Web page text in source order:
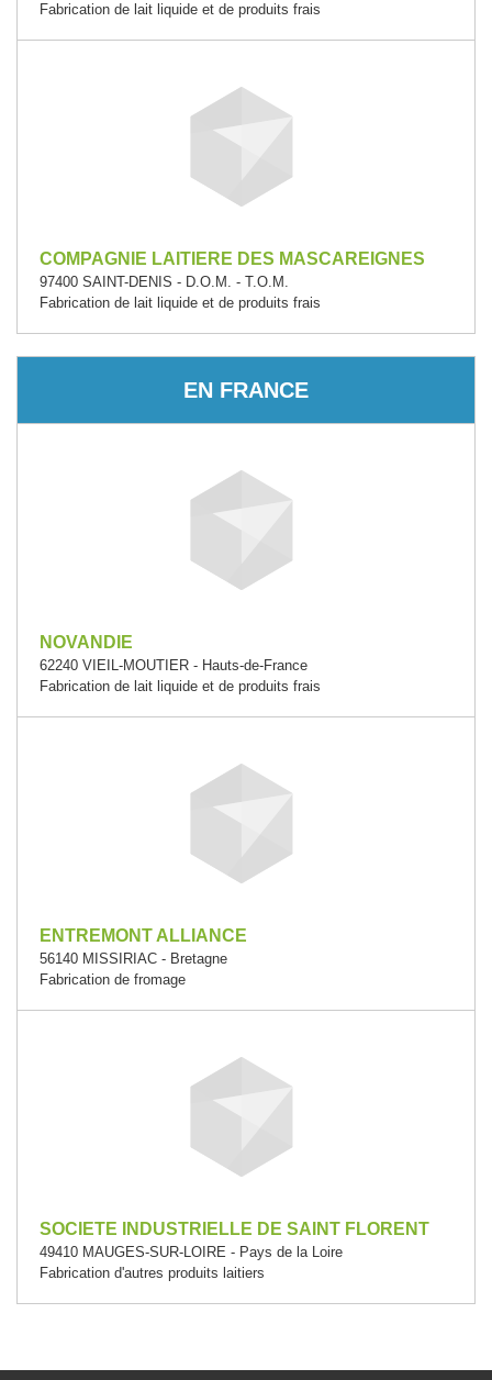
Fabrication de lait liquide et de produits frais
COMPAGNIE LAITIERE DES MASCAREIGNES
97400 SAINT-DENIS - D.O.M. - T.O.M.
Fabrication de lait liquide et de produits frais
EN FRANCE
NOVANDIE
62240 VIEIL-MOUTIER - Hauts-de-France
Fabrication de lait liquide et de produits frais
ENTREMONT ALLIANCE
56140 MISSIRIAC - Bretagne
Fabrication de fromage
SOCIETE INDUSTRIELLE DE SAINT FLORENT
49410 MAUGES-SUR-LOIRE - Pays de la Loire
Fabrication d'autres produits laitiers